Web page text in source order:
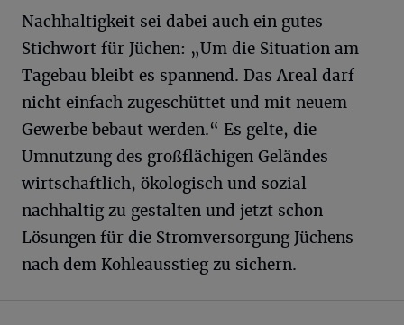
Nachhaltigkeit sei dabei auch ein gutes
Stichwort für Jüchen: „Um die Situation am
Tagebau bleibt es spannend. Das Areal darf
nicht einfach zugeschüttet und mit neuem
Gewerbe bebaut werden.“ Es gelte, die
Umnutzung des großflächigen Geländes
wirtschaftlich, ökologisch und sozial
nachhaltig zu gestalten und jetzt schon
Lösungen für die Stromversorgung Jüchens
nach dem Kohleausstieg zu sichern.